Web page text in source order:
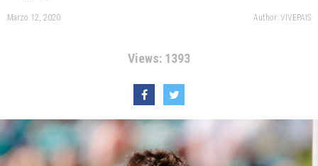
Marzo 12, 2020 Author: VIVEPAIS
Views: 1393